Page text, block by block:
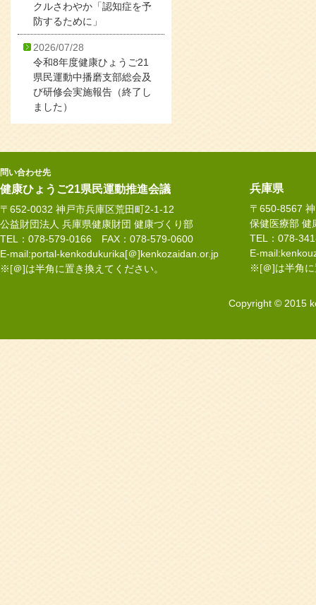
クルさわやか「認知症を予
防するために」
2026/07/28
令和8年度健康ひょうご21
県民運動中播磨支部総会及
び研修会実施報告（終了し
ました）
問い合わせ先
健康ひょうご21県民運動推進会議
〒652-0032 神戸市兵庫区荒田町2-1-12
公益財団法人 兵庫県健康財団 健康づくり部
TEL：078-579-0166 FAX：078-579-0600
E-mail:portal-kenkodukurika[＠]kenkozaidan.or.jp
※[＠]は半角に置き換えてください。
兵庫県
〒650-8567
保健医療部 健
TEL：078-
E-
※[＠]は半角に
Copyright © 2015